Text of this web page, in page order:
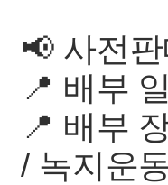
📢 사전
📍 배부
📍 배부
/ 녹지운